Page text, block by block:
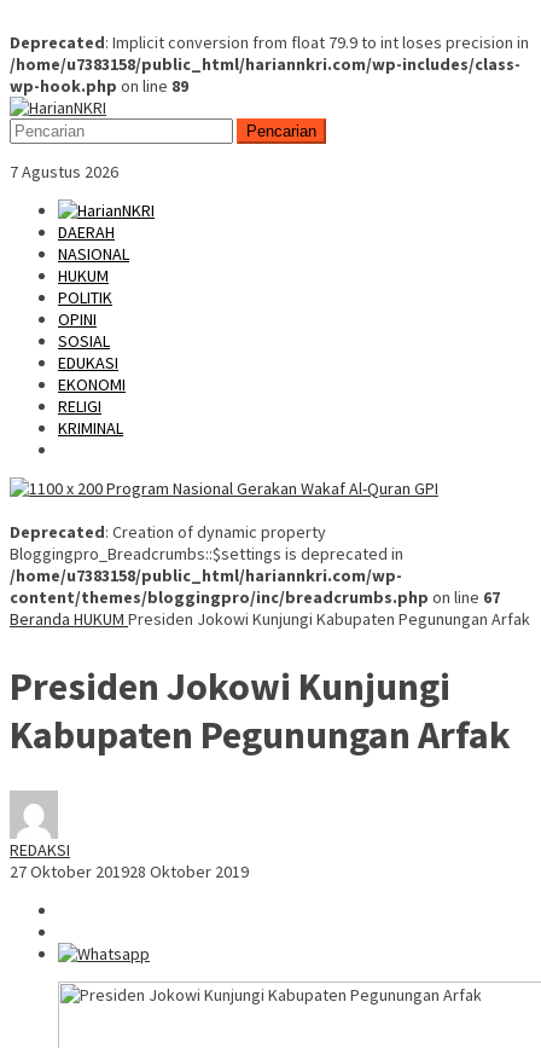
Deprecated: Implicit conversion from float 79.9 to int loses precision in
/home/u7383158/public_html/hariannkri.com/wp-includes/class-
wp-hook.php on line 89
Skip
to
content
Mobile
Menu
Pencarian
7 Agustus 2026
DAERAH
NASIONAL
HUKUM
POLITIK
OPINI
SOSIAL
EDUKASI
EKONOMI
RELIGI
KRIMINAL
Deprecated: Creation of dynamic property
Bloggingpro_Breadcrumbs::$settings is deprecated in
/home/u7383158/public_html/hariannkri.com/wp-
content/themes/bloggingpro/inc/breadcrumbs.php on line 67
Beranda HUKUM Presiden Jokowi Kunjungi Kabupaten Pegunungan Arfak
Presiden Jokowi Kunjungi
Kabupaten Pegunungan Arfak
REDAKSI
27 Oktober 201928 Oktober 2019